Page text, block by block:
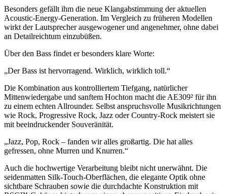
Besonders gefällt ihm die neue Klangabstimmung der aktuellen
Acoustic-Energy-Generation. Im Vergleich zu früheren Modellen
wirkt der Lautsprecher ausgewogener und angenehmer, ohne dabei
an Detailreichtum einzubüßen.
Über den Bass findet er besonders klare Worte:
„Der Bass ist hervorragend. Wirklich, wirklich toll.“
Die Kombination aus kontrolliertem Tiefgang, natürlicher
Mittenwiedergabe und sanftem Hochton macht die AE309² für ihn
zu einem echten Allrounder. Selbst anspruchsvolle Musikrichtungen
wie Rock, Progressive Rock, Jazz oder Country-Rock meistert sie
mit beeindruckender Souveränität.
„Jazz, Pop, Rock – fanden wir alles großartig. Die hat alles
gefressen, ohne Murren und Knurren.“
Auch die hochwertige Verarbeitung bleibt nicht unerwähnt. Die
seidenmatten Silk-Touch-Oberflächen, die elegante Optik ohne
sichtbare Schrauben sowie die durchdachte Konstruktion mit